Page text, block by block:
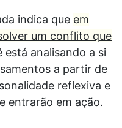
indica que em
um conflito que
está analisando a si
a partir de
reflexiva e
entrarão em ação.